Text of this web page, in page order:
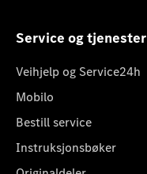
Service og tjenester
Veihjelp og Service24h
Mobilo
Bestill service
Instruksjonsbøker